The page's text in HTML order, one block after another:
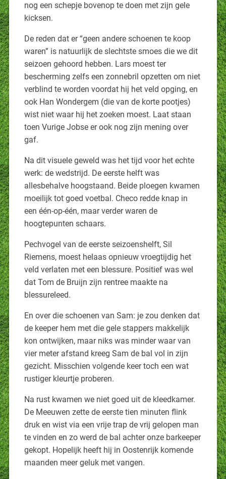
nog een schepje bovenop te doen met zijn gele
kicksen.
De reden dat er “geen andere schoenen te koop
waren” is natuurlijk de slechtste smoes die we dit
seizoen gehoord hebben. Lars moest ter
bescherming zelfs een zonnebril opzetten om niet
verblind te worden voordat hij het veld opging, en
ook Han Wondergem (die van de korte pootjes)
wist niet waar hij het zoeken moest. Laat staan
toen Vurige Jobse er ook nog zijn mening over
gaf.
Na dit visuele geweld was het tijd voor het echte
werk: de wedstrijd. De eerste helft was
allesbehalve hoogstaand. Beide ploegen kwamen
moeilijk tot goed voetbal. Checo redde knap in
een één-op-één, maar verder waren de
hoogtepunten schaars.
Pechvogel van de eerste seizoenshelft, Sil
Riemens, moest helaas opnieuw vroegtijdig het
veld verlaten met een blessure. Positief was wel
dat Tom de Bruijn zijn rentree maakte na
blessureleed.
En over die schoenen van Sam: je zou denken dat
de keeper hem met die gele stappers makkelijk
kon ontwijken, maar niks was minder waar van
vier meter afstand kreeg Sam de bal vol in zijn
gezicht. Misschien volgende keer toch een wat
rustiger kleurtje proberen.
Na rust kwamen we niet goed uit de kleedkamer.
De Meeuwen zette de eerste tien minuten flink
druk en wist via een vrije trap de vrij gelopen man
te vinden en zo werd de bal achter onze barkeeper
gekopt. Hopelijk heeft hij in Oostenrijk komende
maanden meer geluk met vangen.